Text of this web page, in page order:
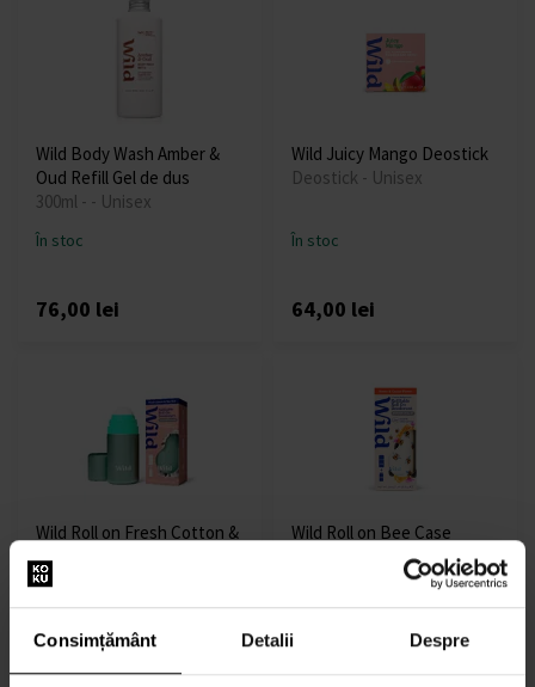
Consimțământ Detalii Despre
Wild Body Wash Amber &
Oud Refill Gel de dus
300ml - - Unisex
În stoc
76,00 lei
Wild Juicy Mango Deostick
Deostick - Unisex
În stoc
64,00 lei
Wild Roll on Fresh Cotton &
Sea Salt
Deostick - Unisex
Wild Roll on Bee Case
Honey & Cactus Deodorant
50ml - Deostick - Unisex